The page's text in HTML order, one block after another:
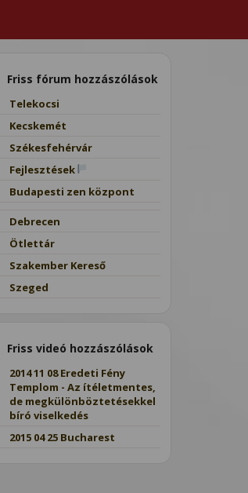
Friss fórum hozzászólások
Telekocsi
Kecskemét
Székesfehérvár
Fejlesztések
Budapesti zen központ
Debrecen
Ötlettár
Szakember Kereső
Szeged
Friss videó hozzászólások
2014 11 08 Eredeti Fény
Templom - Az ítéletmentes,
de megkülönböztetésekkel
bíró viselkedés
2015 04 25 Bucharest